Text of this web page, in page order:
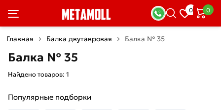
0 0
Главная Балка двутавровая Балка № 35
Балка № 35
Найдено товаров: 1
Популярные подборки
Фильтры
×
скидкой
Цена